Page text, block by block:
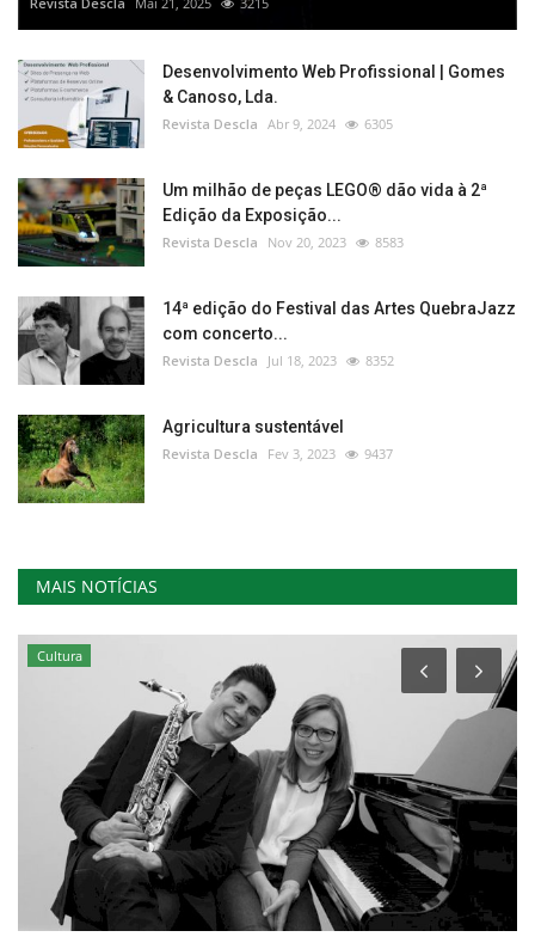
Desenvolvimento Web Profissional | Gomes
& Canoso, Lda.
Revista Descla Abr 9, 2024 6305
Um milhão de peças LEGO® dão vida à 2ª
Edição da Exposição...
Revista Descla Nov 20, 2023 8583
14ª edição do Festival das Artes QuebraJazz
com concerto...
Revista Descla Jul 18, 2023 8352
Agricultura sustentável
Revista Descla Fev 3, 2023 9437
MAIS NOTÍCIAS
Cultura